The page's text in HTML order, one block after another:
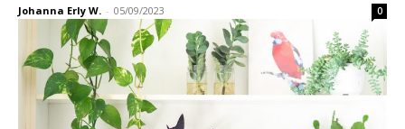
Johanna Erly W. - 05/09/2023 0